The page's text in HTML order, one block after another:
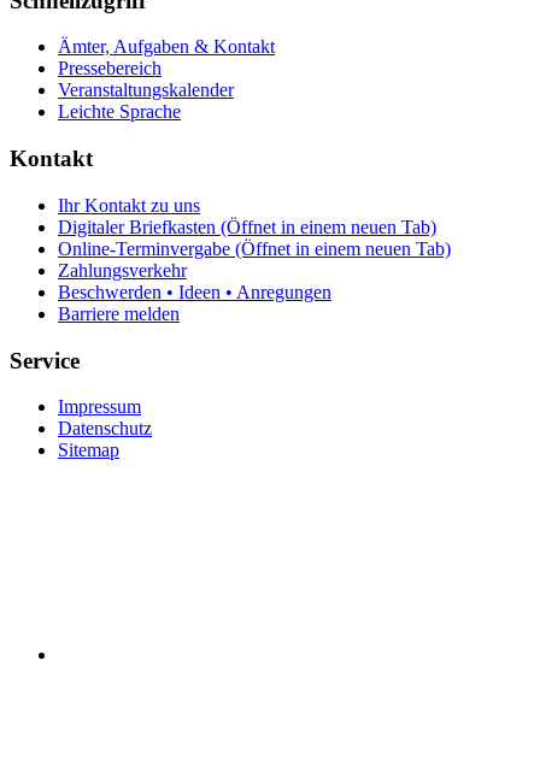
Ämter, Aufgaben & Kontakt
Pressebereich
Veranstaltungskalender
Leichte Sprache
Kontakt
Ihr Kontakt zu uns
Digitaler Briefkasten (Öffnet in einem neuen Tab)
Online-Terminvergabe (Öffnet in einem neuen Tab)
Zahlungsverkehr
Beschwerden • Ideen • Anregungen
Barriere melden
Service
Impressum
Datenschutz
Sitemap